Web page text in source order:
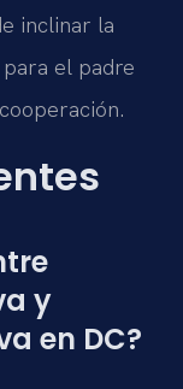
inclinar la
para el padre
y
en DC?